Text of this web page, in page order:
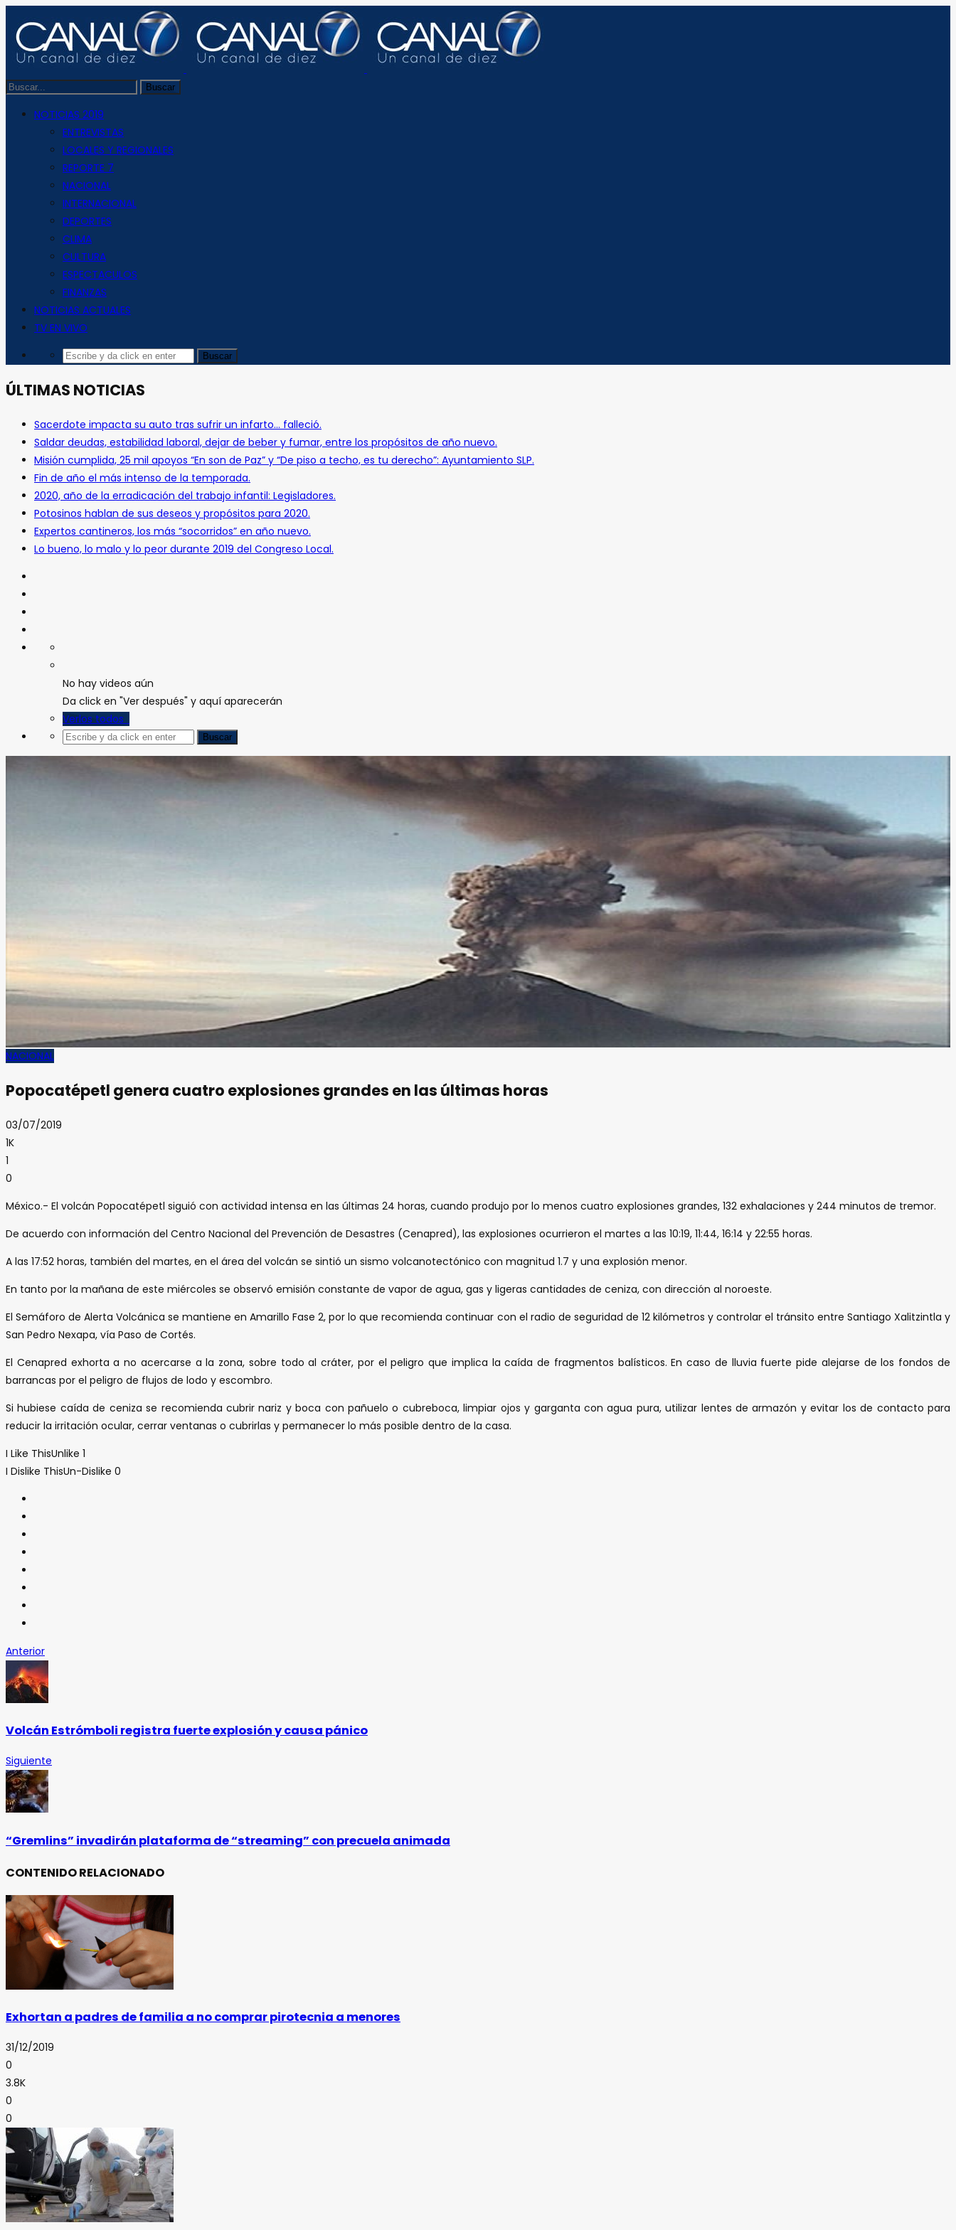
NOTICIAS 2019
ENTREVISTAS
LOCALES Y REGIONALES
REPORTE 7
NACIONAL
INTERNACIONAL
DEPORTES
CLIMA
CULTURA
ESPECTACULOS
FINANZAS
NOTICIAS ACTUALES
TV EN VIVO
ÚLTIMAS NOTICIAS
Sacerdote impacta su auto tras sufrir un infarto… falleció.
Saldar deudas, estabilidad laboral, dejar de beber y fumar, entre los propósitos de año nuevo.
Misión cumplida, 25 mil apoyos “En son de Paz” y “De piso a techo, es tu derecho”: Ayuntamiento SLP.
Fin de año el más intenso de la temporada.
2020, año de la erradicación del trabajo infantil: Legisladores.
Potosinos hablan de sus deseos y propósitos para 2020.
Expertos cantineros, los más “socorridos” en año nuevo.
Lo bueno, lo malo y lo peor durante 2019 del Congreso Local.
No hay videos aún
Da click en "Ver después" y aquí aparecerán
Verlos todos
NACIONAL
Popocatépetl genera cuatro explosiones grandes en las últimas horas
03/07/2019
1K
1
0
México.- El volcán Popocatépetl siguió con actividad intensa en las últimas 24 horas, cuando produjo por lo menos cuatro explosiones grandes, 132 exhalaciones y 244 minutos de tremor.
De acuerdo con información del Centro Nacional del Prevención de Desastres (Cenapred), las explosiones ocurrieron el martes a las 10:19, 11:44, 16:14 y 22:55 horas.
A las 17:52 horas, también del martes, en el área del volcán se sintió un sismo volcanotectónico con magnitud 1.7 y una explosión menor.
En tanto por la mañana de este miércoles se observó emisión constante de vapor de agua, gas y ligeras cantidades de ceniza, con dirección al noroeste.
El Semáforo de Alerta Volcánica se mantiene en Amarillo Fase 2, por lo que recomienda continuar con el radio de seguridad de 12 kilómetros y controlar el tránsito entre Santiago Xalitzintla y
San Pedro Nexapa, vía Paso de Cortés.
El Cenapred exhorta a no acercarse a la zona, sobre todo al cráter, por el peligro que implica la caída de fragmentos balísticos. En caso de lluvia fuerte pide alejarse de los fondos de
barrancas por el peligro de flujos de lodo y escombro.
Si hubiese caída de ceniza se recomienda cubrir nariz y boca con pañuelo o cubreboca, limpiar ojos y garganta con agua pura, utilizar lentes de armazón y evitar los de contacto para
reducir la irritación ocular, cerrar ventanas o cubrirlas y permanecer lo más posible dentro de la casa.
I Like ThisUnlike 1
I Dislike ThisUn-Dislike 0
Anterior
Volcán Estrómboli registra fuerte explosión y causa pánico
Siguiente
“Gremlins” invadirán plataforma de “streaming” con precuela animada
CONTENIDO RELACIONADO
Exhortan a padres de familia a no comprar pirotecnia a menores
31/12/2019
0
3.8K
0
0